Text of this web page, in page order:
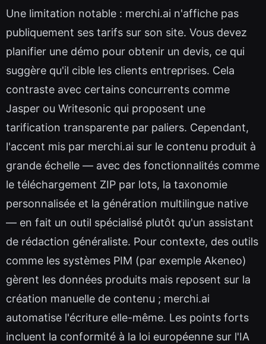
Une limitation notable : merchi.ai n'affiche pas
publiquement ses tarifs sur son site. Vous devez
planifier une démo pour obtenir un devis, ce qui
suggère qu'il cible les clients entreprises. Cela
contraste avec certains concurrents comme
Jasper ou Writesonic qui proposent une
tarification transparente par paliers. Cependant,
l'accent mis par merchi.ai sur le contenu produit à
grande échelle — avec des fonctionnalités comme
le téléchargement ZIP par lots, la taxonomie
personnalisée et la génération multilingue native
— en fait un outil spécialisé plutôt qu'un assistant
de rédaction généraliste. Pour contexte, des outils
comme les systèmes PIM (par exemple Akeneo)
gèrent les données produits mais reposent sur la
création manuelle de contenu ; merchi.ai
automatise l'écriture elle-même. Les points forts
incluent la conformité à la loi européenne sur l'IA